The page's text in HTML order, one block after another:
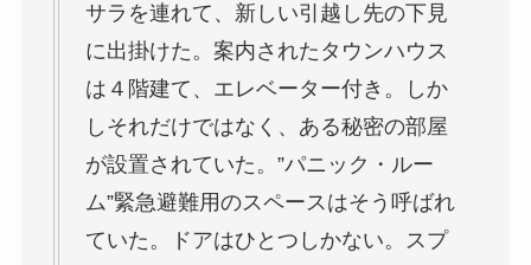
サラを連れて、新しい引越し先の下見
に出掛けた。案内されたタウンハウス
は４階建て、エレベーター付き。しか
しそれだけではなく、ある秘密の部屋
が設置されていた。”パニック・ルー
ム”緊急避難用のスペースはそう呼ばれ
ていた。ドアはひとつしかない。スプ